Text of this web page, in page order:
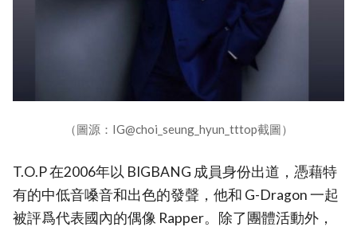
（圖源：IG@choi_seung_hyun_tttop截圖）
T.O.P 在2006年以 BIGBANG 成員身份出道，憑藉特
有的中低音嗓音和出色的發聲，他和 G-Dragon 一起
被評爲代表國內的偶像 Rapper。除了團體活動外，